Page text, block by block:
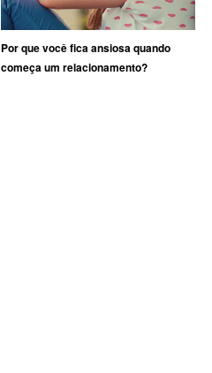
Por que você fica ansiosa quando
começa um relacionamento?